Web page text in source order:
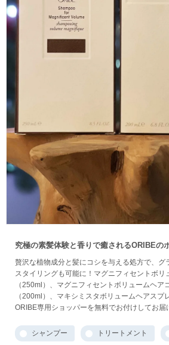
究極の素髪体験と香りで癒されるORIBEの
シャルセット。
贅沢な植物成分と髪にコシを与える処方で、グ
スタイリングも可能に！マグニフィセントボリ
（250ml）、マグニフィセントボリュームヘア
（200ml）、マキシミスタボリュームヘアスプ
ORIBE専用ショッパーを無料でお付けしてお届
シャンプー トリートメント